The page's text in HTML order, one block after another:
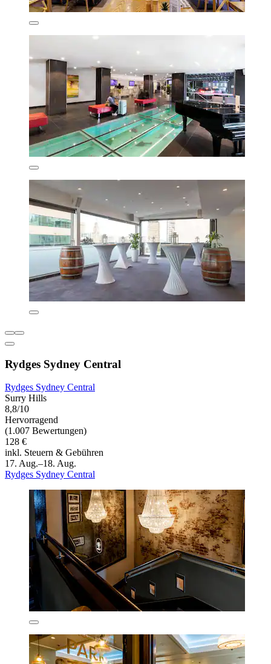
Rydges Sydney Central
Rydges Sydney Central
Surry Hills
8,8/10
Hervorragend
(1.007 Bewertungen)
128 €
inkl. Steuern & Gebühren
17. Aug.–18. Aug.
Rydges Sydney Central